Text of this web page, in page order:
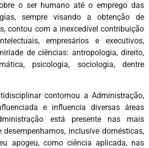
o ser humano até o emprego das
sempre visando a obtenção de
contou com a inexcedível contribuição
empresários e executivos,
de ciências: antropologia, direito,
psicologia, sociologia, dentre
contornou a Administração,
e influencia diversas áreas
está presente nas mais
desempenhamos, inclusive domésticas,
apogeu, como ciência aplicada, nas